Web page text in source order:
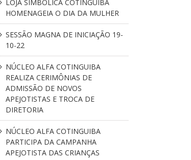
LOJA SIMBÓLICA COTINGUIBA
HOMENAGEIA O DIA DA MULHER
SESSÃO MAGNA DE INICIAÇÃO 19-
10-22
NÚCLEO ALFA COTINGUIBA
REALIZA CERIMÔNIAS DE
ADMISSÃO DE NOVOS
APEJOTISTAS E TROCA DE
DIRETORIA
NÚCLEO ALFA COTINGUIBA
PARTICIPA DA CAMPANHA
APEJOTISTA DAS CRIANÇAS